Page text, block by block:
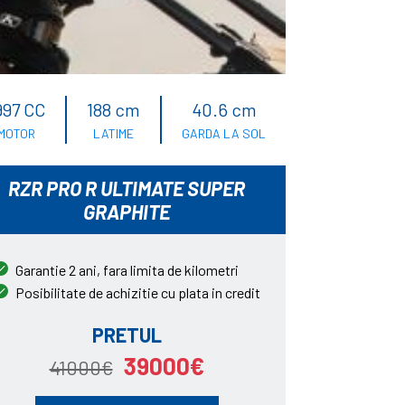
CC
LATIME
188 cm
GARDA LA SOL
40.6 cm
RZR PRO R ULTIMATE SUPER
GRAPHITE
Garantie 2 ani, fara limita de kilometri
Posibilitate de achizitie cu plata in credit
PRETUL
41000€ 39000€